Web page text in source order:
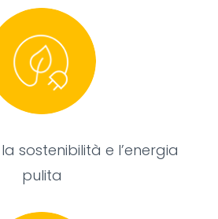
sostenibilità e l’energia
pulita